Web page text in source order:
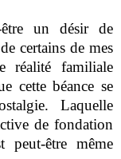
être un désir de
certains de mes
réalité familiale
cette béance se
Laquelle
de fondation
être même